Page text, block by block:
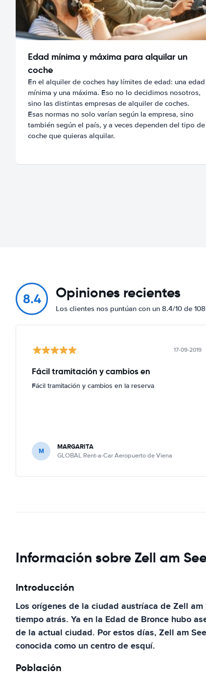
Edad mínima y máxima para alquilar un
coche
En el alquiler de coches hay límites de edad: una edad
mínima y una máxima. Eso no lo decidimos nosotros,
sino las distintas empresas de alquiler de coches.
Esas normas no solo varían según la empresa, sino
también según el país, y a veces dependen del tipo de
coche que quieras alquilar.
8.4 Opiniones recientes
Los clientes nos puntúan con un 8.4/10 de
17-09-2019
Fácil tramitación y cambios en
Fácil tramitación y cambios en la reserva
M MARGARITA
GLOBAL Rent-a-Car Aeropuerto de Viena
Información sobre Zell am
Introducción
Los orígenes de la ciudad austríaca de Zell
tiempo atrás. Ya en la Edad de Bronce hubo
de la actual ciudad. Por estos días, Zell am
conocida como un centro de esquí.
Población